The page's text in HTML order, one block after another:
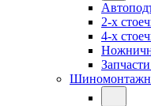
2-х
4-х